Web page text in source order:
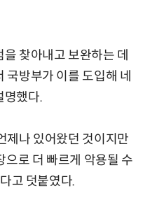
찾아내고 보완하는 데
방부가 이를 도입해 네
명했다.
제나 있어왔던 것이지만
으로 더 빠르게 악용될 수
고 덧붙였다.